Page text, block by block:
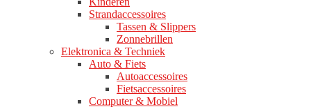
Strandaccessoires
Tassen & Slippers
Zonnebrillen
Elektronica & Techniek
Auto & Fiets
Autoaccessoires
Fietsaccessoires
Computer & Mobiel